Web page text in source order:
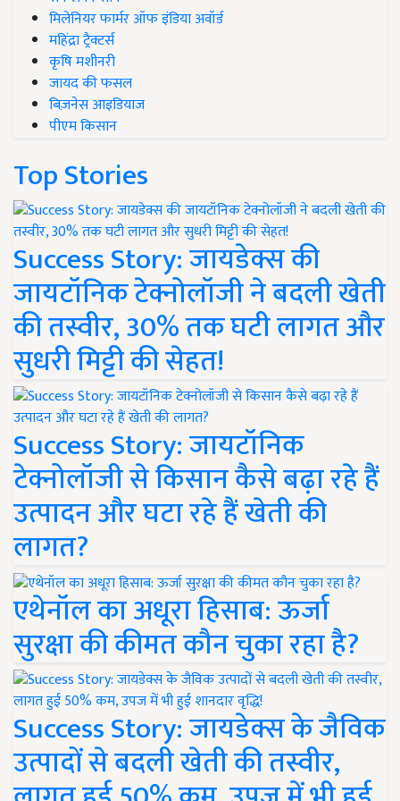
मिलेनियर फार्मर ऑफ इंडिया अवॉर्ड
महिंद्रा ट्रैक्टर्स
कृषि मशीनरी
जायद की फसल
बिज़नेस आइडियाज
पीएम किसान
Top Stories
Success Story: जायडेक्स की
जायटॉनिक टेक्नोलॉजी ने बदली खेती
की तस्वीर, 30% तक घटी लागत और
सुधरी मिट्टी की सेहत!
Success Story: जायटॉनिक
टेक्नोलॉजी से किसान कैसे बढ़ा रहे हैं
उत्पादन और घटा रहे हैं खेती की
लागत?
एथेनॉल का अधूरा हिसाब: ऊर्जा
सुरक्षा की कीमत कौन चुका रहा है?
Success Story: जायडेक्स के जैविक
उत्पादों से बदली खेती की तस्वीर,